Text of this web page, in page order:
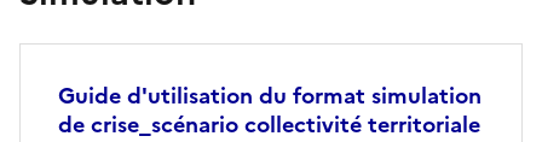
Guide d'utilisation du format simulation
de crise_scénario collectivité territoriale